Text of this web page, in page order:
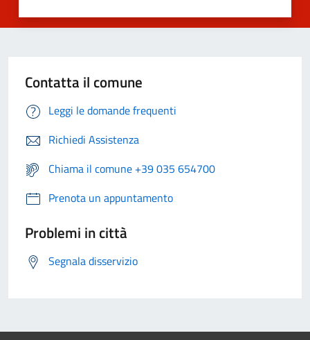
Contatta il comune
Leggi le domande frequenti
Richiedi Assistenza
Chiama il comune +39 035 654700
Prenota un appuntamento
Problemi in città
Segnala disservizio